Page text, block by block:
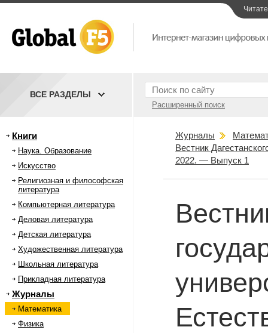
Расширенный поиск
ВСЕ РАЗДЕЛЫ
Книги
Наука. Образование
Искусство
Религиозная и философская
литература
Компьютерная литература
Деловая литература
Детская литература
Художественная литература
Школьная литература
Прикладная литература
Журналы
Математика
Физика
Журналы
Вестник
2022. — Выпуск 1